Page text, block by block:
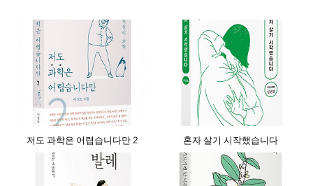
저도 과학은 어렵습니다만 2 혼자 살기 시작했습니다